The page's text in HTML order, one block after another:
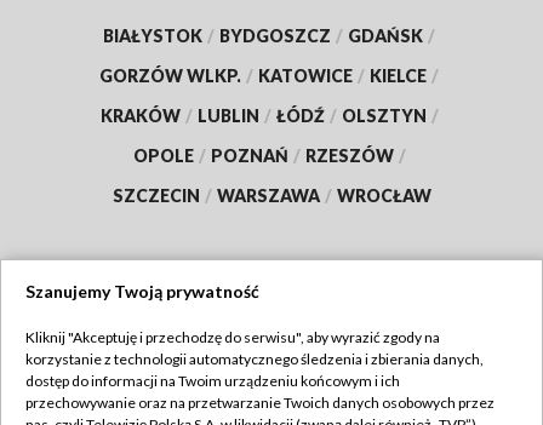
BIAŁYSTOK / BYDGOSZCZ / GDAŃSK /
GORZÓW WLKP. / KATOWICE / KIELCE /
KRAKÓW / LUBLIN / ŁÓDŹ / OLSZTYN /
OPOLE / POZNAŃ / RZESZÓW /
SZCZECIN / WARSZAWA / WROCŁAW
TVP
Abonament TVP
Regulamin TVP
Szanujemy Twoją prywatność
Kliknij "Akceptuję i przechodzę do serwisu", aby wyrazić zgody na
korzystanie z technologii automatycznego śledzenia i zbierania danych,
dostęp do informacji na Twoim urządzeniu końcowym i ich
przechowywanie oraz na przetwarzanie Twoich danych osobowych przez